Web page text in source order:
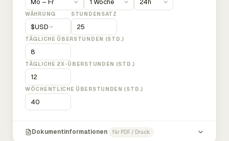
WÄHRUNG
$USD
STUNDENSATZ
TÄGLICHE ÜBERSTUNDEN (STD.)
TÄGLICHE 2X-ÜBERSTUNDEN (STD.)
WÖCHENTLICHE ÜBERSTUNDEN (STD.)
Dokumentinformationen für PDF / Druck